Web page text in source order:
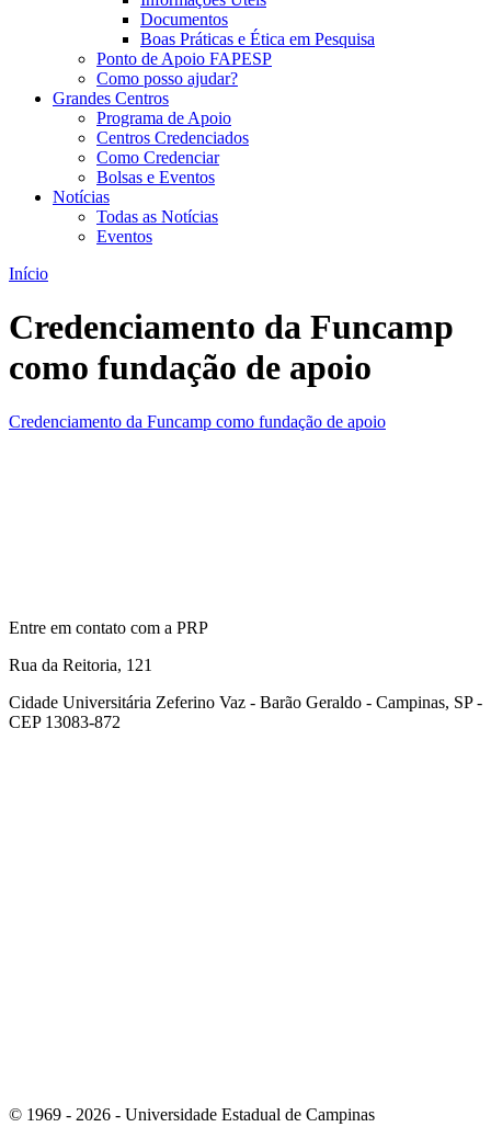
Documentos
Boas Práticas e Ética em Pesquisa
Ponto de Apoio FAPESP
Como posso ajudar?
Grandes Centros
Programa de Apoio
Centros Credenciados
Como Credenciar
Bolsas e Eventos
Notícias
Todas as Notícias
Eventos
Início
Credenciamento da Funcamp
como fundação de apoio
Credenciamento da Funcamp como fundação de apoio
Entre em contato com a PRP
Rua da Reitoria, 121
Cidade Universitária Zeferino Vaz - Barão Geraldo - Campinas, SP -
CEP 13083-872
© 1969 - 2026 - Universidade Estadual de Campinas